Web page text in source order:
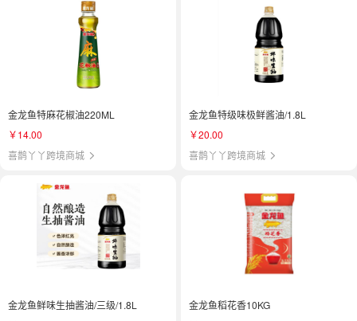
金龙鱼特麻花椒油220ML
￥14.00
喜鹊丫丫跨境商城
金龙鱼特级味极鲜酱油/1.8L
￥20.00
喜鹊丫丫跨境商城
金龙鱼鲜味生抽酱油/三级/1.8L
金龙鱼稻花香10KG